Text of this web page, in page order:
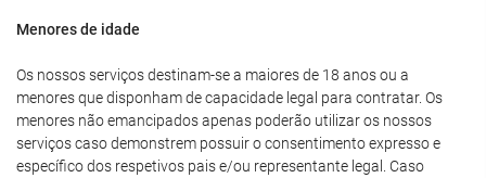
Menores de idade
Os nossos serviços destinam-se a maiores de 18 anos ou a
menores que disponham de capacidade legal para contratar. Os
menores não emancipados apenas poderão utilizar os nossos
serviços caso demonstrem possuir o consentimento expresso e
específico dos respetivos pais e/ou representante legal. Caso